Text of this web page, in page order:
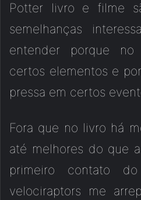
Potter livro e filme
semelhanças
entender porque
certos elementos e
pressa em certos
Fora que no livro há
até melhores do que
primeiro contato
velociraptors me